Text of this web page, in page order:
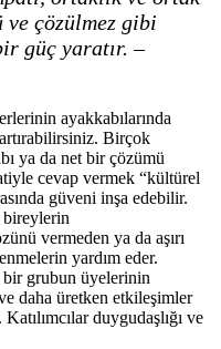
ve çözülmez gibi
güç yaratır. –
ayakkabılarında
Birçok
ya da net bir çözümü
cevap vermek “kültürel
güveni inşa edebilir.
bireylerin
vermeden ya da aşırı
yardım eder.
bir grubun üyelerinin
daha üretken etkileşimler
duygudaşlığı ve